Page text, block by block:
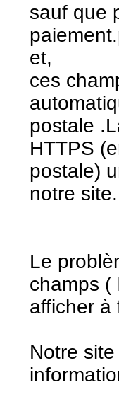
sauf que
et,
ces
postale
HTTPS
postale)
notre site.
Le
champs (
afficher à
Notre